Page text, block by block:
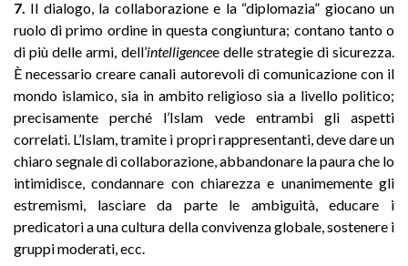
7. Il dialogo, la collaborazione e la “diplomazia” giocano un
ruolo di primo ordine in questa congiuntura; contano tanto o
di più delle armi, dell’intelligencee delle strategie di sicurezza.
È necessario creare canali autorevoli di comunicazione con il
mondo islamico, sia in ambito religioso sia a livello politico;
precisamente perché l’Islam vede entrambi gli aspetti
correlati. L’Islam, tramite i propri rappresentanti, deve dare un
chiaro segnale di collaborazione, abbandonare la paura che lo
intimidisce, condannare con chiarezza e unanimemente gli
estremismi, lasciare da parte le ambiguità, educare i
predicatori a una cultura della convivenza globale, sostenere i
gruppi moderati, ecc.